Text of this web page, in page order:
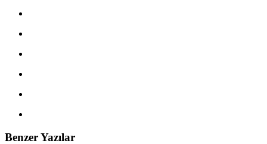
Benzer Yazılar